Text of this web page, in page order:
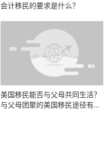
民去美国要多少钱的成本构成有
美国投资移民需要多少资金？美
国投资移民政策有哪些变化？